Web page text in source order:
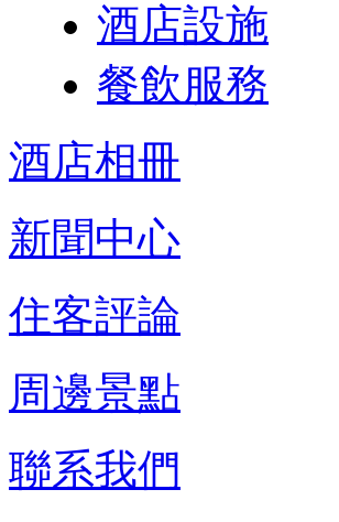
酒店設施
餐飲服務
酒店相冊
新聞中心
住客評論
周邊景點
聯系我們